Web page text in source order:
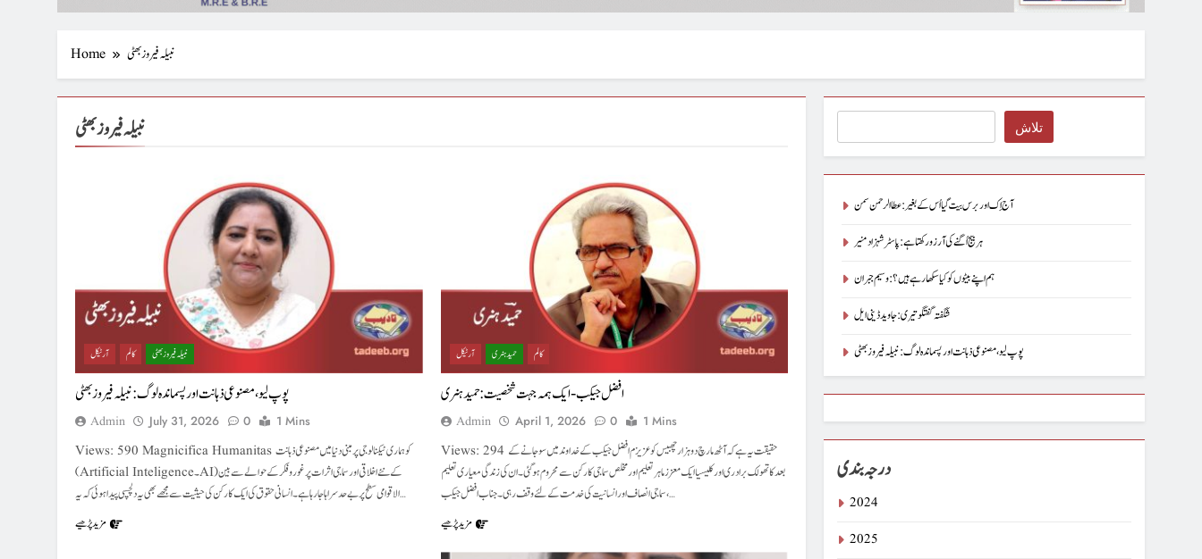
Home نبیلہ فیروز بھٹی
نبیلہ فیروز بھٹی
آرٹیکل کالم نبیلہ فیروز بھٹی
پوپ لیو،مصنوعی ذہانت اور پسماندہ لوگ : نبیلہ فیروز بھٹی
Admin July 31, 2026 0 1 Mins
Views: 590 Magnicifica Humanitas کو ہماری ٹیکنالوجی پر مبنی دنیا میں مصنوعی ذہانت
(Artificial Inteligence۔ AI) کے نئے اخلاقی اور سماجی اثرات پر غور و فکر کے حوالے سے بین
الاقوامی سطح پر بے حد سراہا جا رہا ہے۔ انسانی حقوق کی ایک کارکن کی حیثیت سے مجھے بھی یہ دلچسپی پیدا ہوئی کہ یہ…
مزید پڑھیے
آرٹیکل حمید ہنری کالم
افضل جیکب-ایک ہمہ جہت شخصیت : حمید ہنری
Admin April 1, 2026 0 1 Mins
Views: 294 حقیقت یہ ہے کہ آٹھ مارچ دوہزار چھبیس کو عزیزم افضل جیکب کے خداوند میں سو جانے کے
بعد کاتھولک برادری اور کلیسیا ایک معزز ماہر تعلیم اور مخلص سماجی کارکن سے محروم ہوگئی۔ ان کی زندگی معیاری تعلیم
، سماجی انصاف اور انسانیت کی خدمت کے لئے وقف رہی۔ جناب افضل جیکب…
مزید پڑھیے
تلاش
آج اِک اور برس بیت گیا اُس کے بغیر : عطاالرحمن سمن
ہر بیج اُگنے کی آرزو رکھتا ہے : پاسٹر شہزاد منیر
ہم اپنے بیٹوں کو کیا سکھا رہے ہیں؟ : وسیم جبران
شگفتہ گفتگو تیری : جاوید ڈینی ایل
پوپ لیو،مصنوعی ذہانت اور پسماندہ لوگ : نبیلہ فیروز بھٹی
درجہ بندی
2024
2025